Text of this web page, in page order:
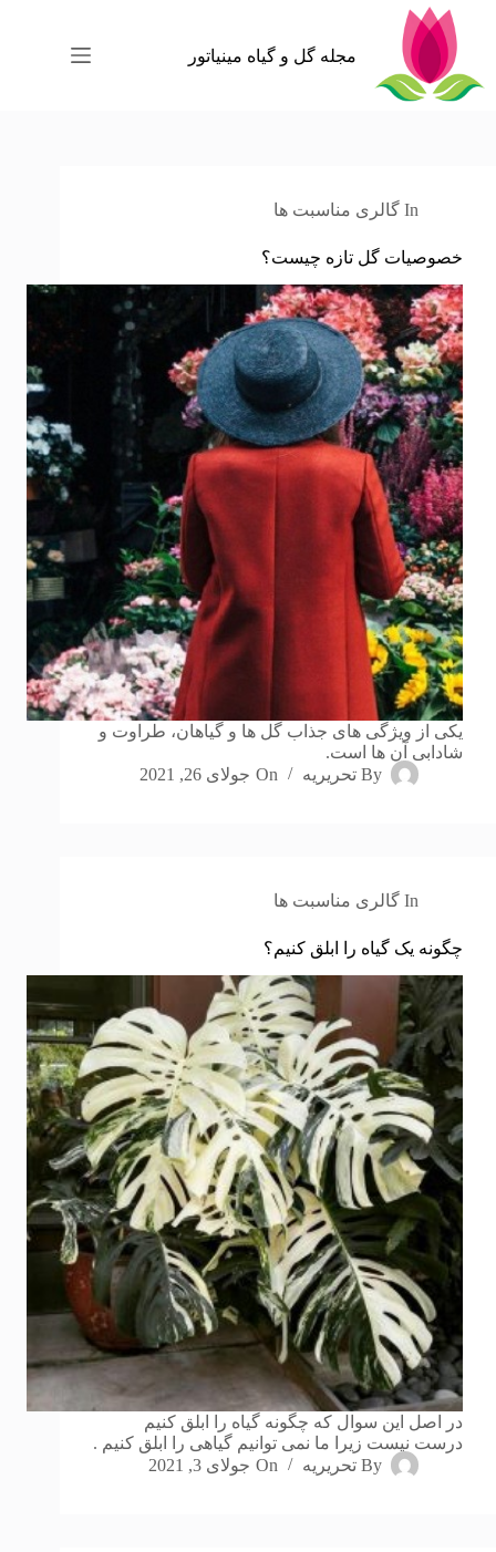
مجله گل و گیاه مینیاتور
In گالری مناسبت ها
خصوصیات گل تازه چیست؟
یکی از ویژگی های جذاب گل ها و گیاهان، طراوت و
شادابی آن ها است.
By تحریریه On جولای 26, 2021
In گالری مناسبت ها
چگونه یک گیاه را ابلق کنیم؟
در اصل این سوال که چگونه گیاه را ابلق کنیم
درست نیست زیرا ما نمی توانیم گیاهی را ابلق کنیم .
By تحریریه On جولای 3, 2021